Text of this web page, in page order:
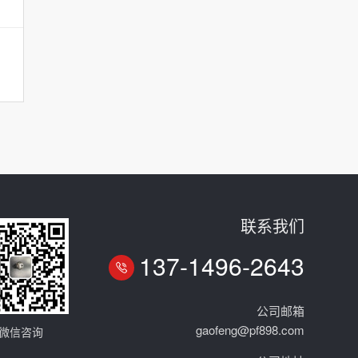
信咨询
联系我们
137-1496-2643
公司邮箱
gaofeng@pf898.com